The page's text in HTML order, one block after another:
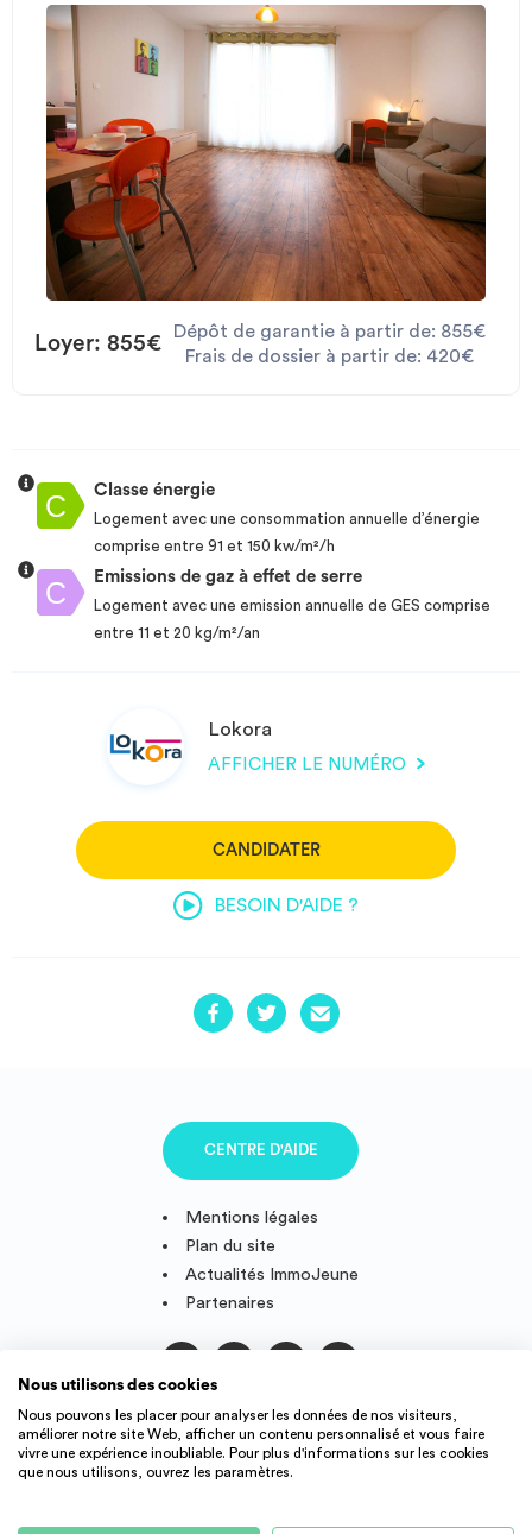
Loyer: 855€
Dépôt de garantie à partir de: 855€
Frais de dossier à partir de: 420€
Classe énergie
Logement avec une consommation annuelle d’énergie
comprise entre 91 et 150 kw/m²/h
Emissions de gaz à effet de serre
Logement avec une emission annuelle de GES comprise
entre 11 et 20 kg/m²/an
Lokora
AFFICHER LE NUMÉRO
CANDIDATER
BESOIN D'AIDE ?
Mentions légales
Plan du site
Actualités ImmoJeune
Partenaires
CENTRE D'AIDE
Suivez-nous
Nous utilisons des cookies
Nous pouvons les placer pour analyser les données de nos visiteurs,
améliorer notre site Web, afficher un contenu personnalisé et vous faire
vivre une expérience inoubliable. Pour plus d'informations sur les cookies
que nous utilisons, ouvrez les paramètres.